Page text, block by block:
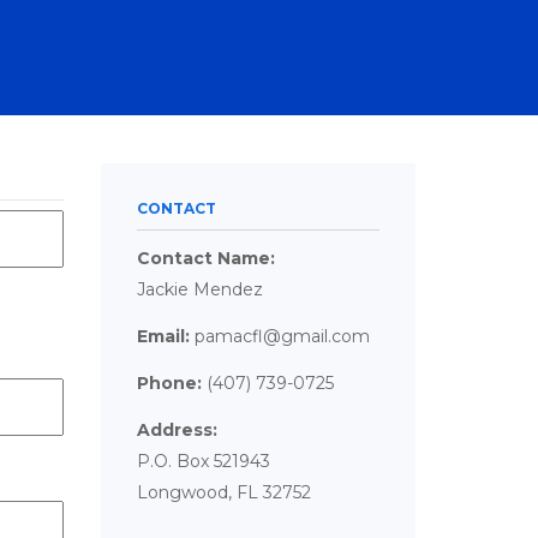
CONTACT
Contact Name:
Jackie Mendez
Email: pamacfl@gmail.com
Phone: (407) 739-0725
Address:
P.O. Box 521943
Longwood, FL 32752